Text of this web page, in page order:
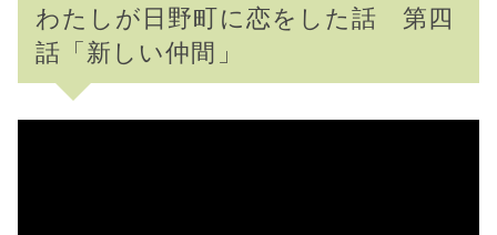
わたしが日野町に恋をした話 第四
話「新しい仲間」